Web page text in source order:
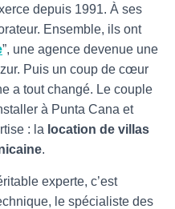
depuis 1991. À ses
Ensemble, ils ont
”, une agence devenue une
Puis un coup de cœur
a tout changé. Le couple
à Punta Cana et
: la location de villas
.
experte, c’est
le spécialiste des